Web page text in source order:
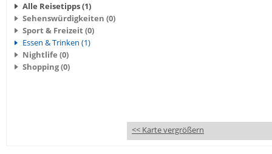
Alle Reisetipps (1)
Sehenswürdigkeiten (0)
Sport & Freizeit (0)
Essen & Trinken (1)
Nightlife (0)
Shopping (0)
<< Karte vergrößern